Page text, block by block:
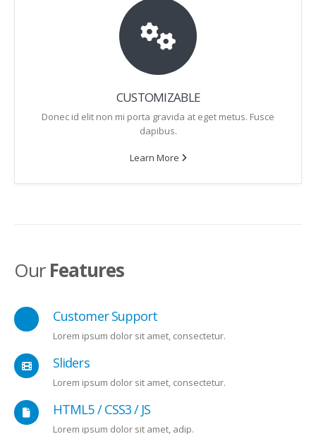
CUSTOMIZABLE
Donec id elit non mi porta gravida at eget metus. Fusce
dapibus.
Learn More
OurFeatures
Customer Support
Lorem ipsum dolor sit amet, consectetur.
Sliders
Lorem ipsum dolor sit amet, consectetur.
HTML5 / CSS3 / JS
Lorem ipsum dolor sit amet, adip.